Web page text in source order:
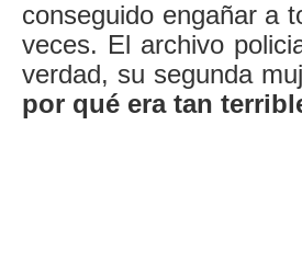
conseguido engañar a
veces. El archivo
verdad, su segunda
por qué era tan